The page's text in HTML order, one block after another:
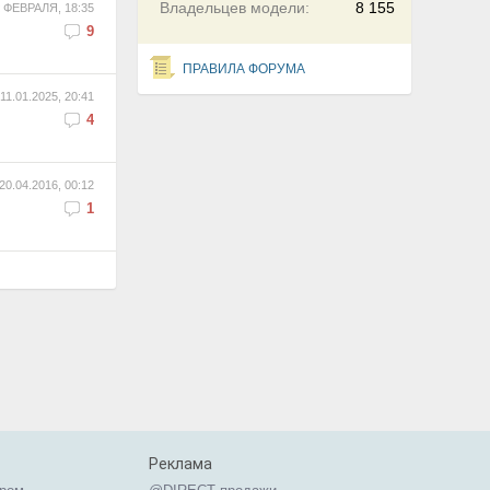
8 155
Владельцев модели:
ПРАВИЛА ФОРУМА
ФЕВРАЛЯ, 18:35
9
11.01.2025, 20:41
4
20.04.2016, 00:12
1
Реклама